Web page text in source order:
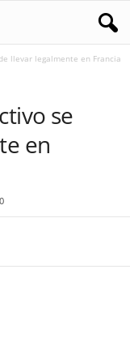
llevar legalmente en Francia
se
en
0